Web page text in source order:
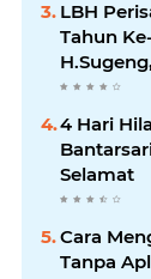
LBH
Tahun
4 Hari
Selamat
Cara
Tanpa